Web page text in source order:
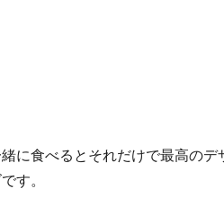
に食べるとそれだけで最高の
す。